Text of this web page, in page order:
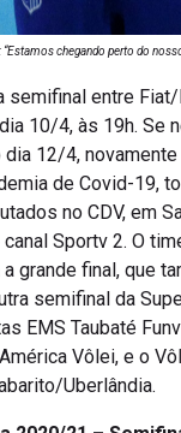
chegando perto do
semifinal entre
10/4, às 19h. Se
12/4,
de Covid-19,
no CDV, em
Sportv 2. O
grande final, que
semifinal da
EMS Taubaté
Vôlei, e o
Uberlândia.